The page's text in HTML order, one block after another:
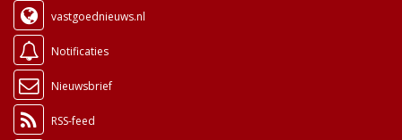
vastgoednieuws.nl
Notificaties
Nieuwsbrief
RSS-feed